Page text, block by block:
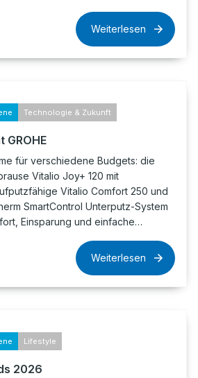
Weiterlesen
Technologie & Zukunft
GROHE
für verschiedene Budgets: die
Vitalio Joy+ 120 mit
Vitalio Comfort 250 und
SmartControl Unterputz-System
Einsparung und einfache…
Weiterlesen
Lifestyle
2026